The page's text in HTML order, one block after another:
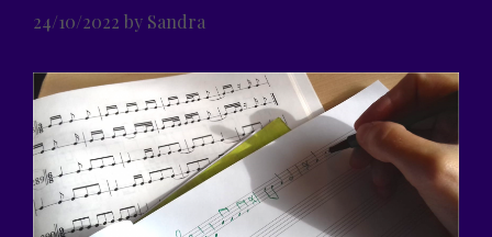
24/10/2022 by Sandra